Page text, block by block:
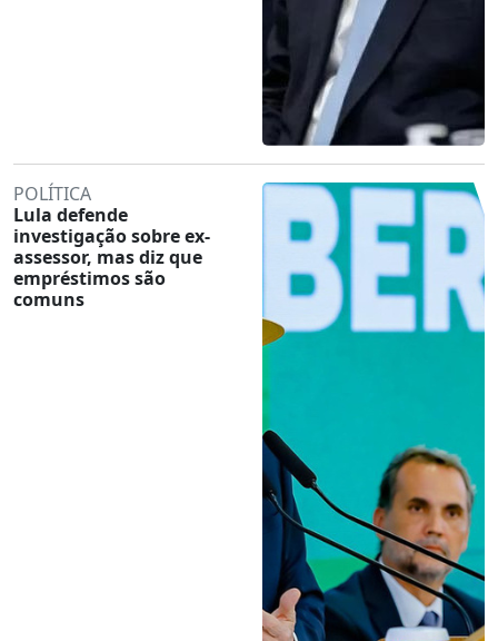
POLÍTICA
Lula defende
investigação sobre ex-
assessor, mas diz que
empréstimos são
comuns